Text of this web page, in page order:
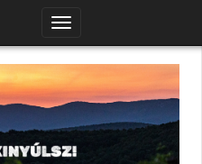
Navigációs
menü